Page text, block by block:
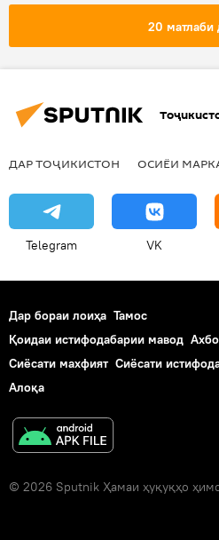
20 матлаби
ДАР ТОҶИКИСТОН ОСИЁИ
Telegram VK
Дар бораи лоиҳа Тамос
Қоидаи истифодабарии мавод
Сиёсати махфият Сиёсати
Алоқа
© 2026 Sputnik Ҳамаи ҳуқуқҳо